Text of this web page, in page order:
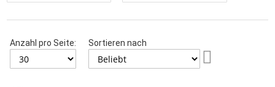
Anzahl pro Seite:
Sortieren nach